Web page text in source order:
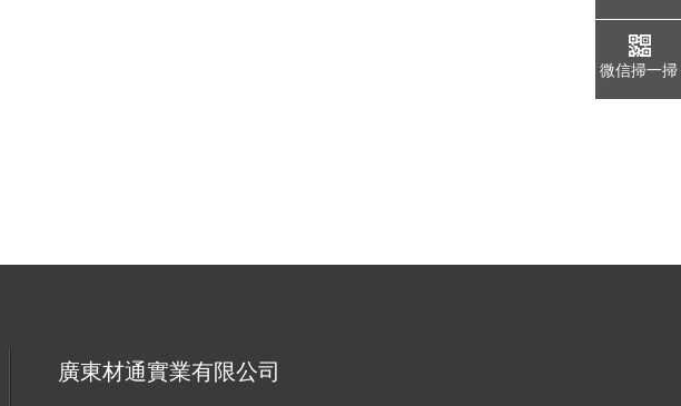
廣東材通實業有限公司
微信掃一掃